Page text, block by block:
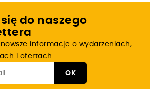
do naszego
informacje o wydarzeniach,
i ofertach